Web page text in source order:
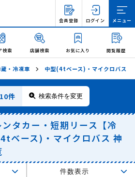
会員登録 ログイン メニュー
検索 店舗検索 お気に入り 閲覧履歴
・冷凍車 中型(4tベース)・マイクロバス
10件 検索条件を変更
タカー・短期リース【冷
ベース)・マイクロバス 神
件数表示